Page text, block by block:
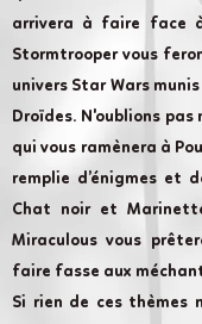
arrivera à faire face
Stormtrooper vous
univers Star Wars
Droïdes. N'oublions
qui vous ramènera à
remplie d’énigmes et
Chat noir et
Miraculous vous
faire fasse aux
Si rien de ces thèmes